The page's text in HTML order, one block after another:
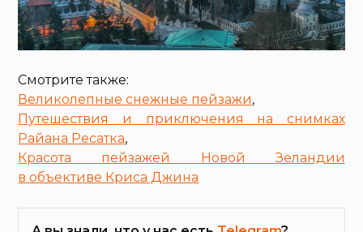
Смотрите также:
Великолепные снежные пейзажи,
Путешествия и приключения на снимках
Райана Ресатка,
Красота пейзажей Новой Зеландии
в объективе Криса Джина